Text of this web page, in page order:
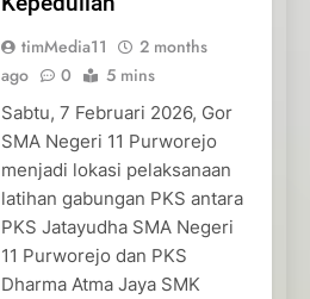
timMedia11
2 months
ago
0 5 mins
Sabtu, 7 Februari 2026, Gor
SMA Negeri 11 Purworejo
menjadi lokasi pelaksanaan
latihan gabungan PKS antara
PKS Jatayudha SMA Negeri
11 Purworejo dan PKS
Dharma Atma Jaya SMK